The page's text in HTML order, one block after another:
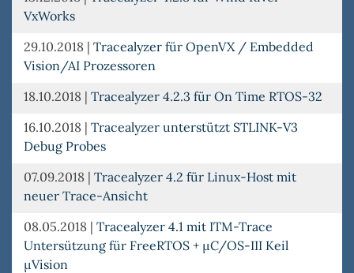
VxWorks
29.10.2018 | Tracealyzer für OpenVX / Embedded
Vision/AI Prozessoren
18.10.2018 | Tracealyzer 4.2.3 für On Time RTOS-32
16.10.2018 | Tracealyzer unterstützt STLINK-V3
Debug Probes
07.09.2018 | Tracealyzer 4.2 für Linux-Host mit
neuer Trace-Ansicht
08.05.2018 | Tracealyzer 4.1 mit ITM-Trace
Untersützung für FreeRTOS + µC/OS-III Keil
µVision